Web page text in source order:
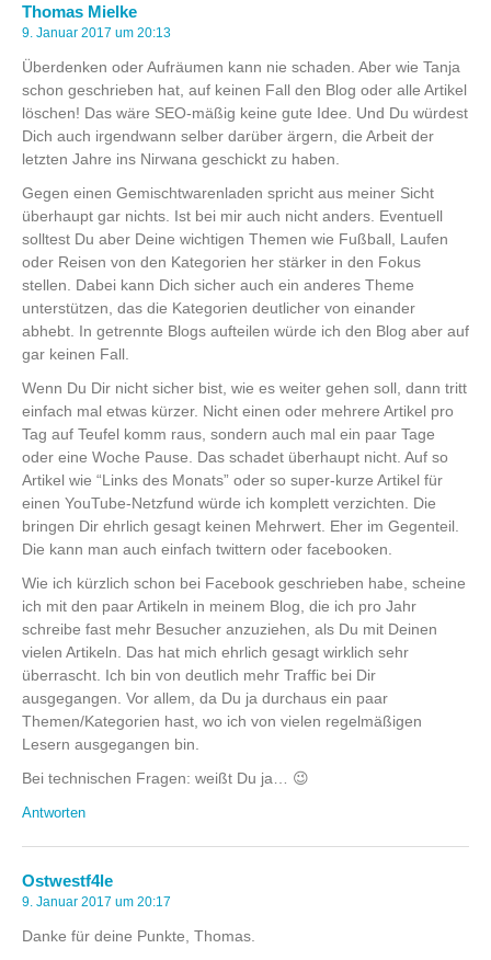
Thomas Mielke
9. Januar 2017 um 20:13
Überdenken oder Aufräumen kann nie schaden. Aber wie Tanja
schon geschrieben hat, auf keinen Fall den Blog oder alle Artikel
löschen! Das wäre SEO-mäßig keine gute Idee. Und Du würdest
Dich auch irgendwann selber darüber ärgern, die Arbeit der
letzten Jahre ins Nirwana geschickt zu haben.
Gegen einen Gemischtwarenladen spricht aus meiner Sicht
überhaupt gar nichts. Ist bei mir auch nicht anders. Eventuell
solltest Du aber Deine wichtigen Themen wie Fußball, Laufen
oder Reisen von den Kategorien her stärker in den Fokus
stellen. Dabei kann Dich sicher auch ein anderes Theme
unterstützen, das die Kategorien deutlicher von einander
abhebt. In getrennte Blogs aufteilen würde ich den Blog aber auf
gar keinen Fall.
Wenn Du Dir nicht sicher bist, wie es weiter gehen soll, dann tritt
einfach mal etwas kürzer. Nicht einen oder mehrere Artikel pro
Tag auf Teufel komm raus, sondern auch mal ein paar Tage
oder eine Woche Pause. Das schadet überhaupt nicht. Auf so
Artikel wie “Links des Monats” oder so super-kurze Artikel für
einen YouTube-Netzfund würde ich komplett verzichten. Die
bringen Dir ehrlich gesagt keinen Mehrwert. Eher im Gegenteil.
Die kann man auch einfach twittern oder facebooken.
Wie ich kürzlich schon bei Facebook geschrieben habe, scheine
ich mit den paar Artikeln in meinem Blog, die ich pro Jahr
schreibe fast mehr Besucher anzuziehen, als Du mit Deinen
vielen Artikeln. Das hat mich ehrlich gesagt wirklich sehr
überrascht. Ich bin von deutlich mehr Traffic bei Dir
ausgegangen. Vor allem, da Du ja durchaus ein paar
Themen/Kategorien hast, wo ich von vielen regelmäßigen
Lesern ausgegangen bin.
Bei technischen Fragen: weißt Du ja… 😉
Antworten
Ostwestf4le
9. Januar 2017 um 20:17
Danke für deine Punkte, Thomas.